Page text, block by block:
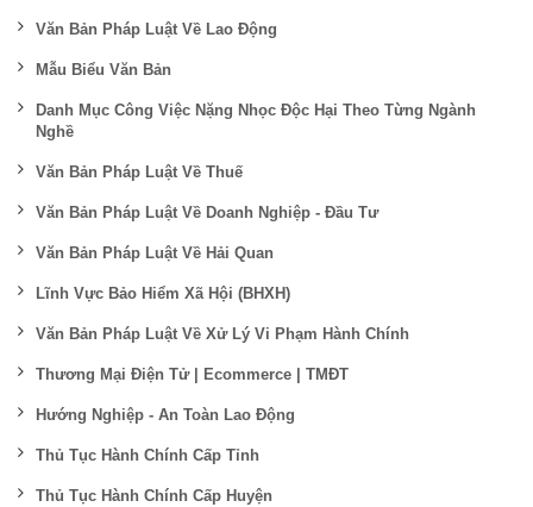
Văn Bản Pháp Luật Về Lao Động
Mẫu Biểu Văn Bản
Danh Mục Công Việc Nặng Nhọc Độc Hại Theo Từng Ngành
Nghề
Văn Bản Pháp Luật Về Thuế
Văn Bản Pháp Luật Về Doanh Nghiệp - Đầu Tư
Văn Bản Pháp Luật Về Hải Quan
Lĩnh Vực Bảo Hiểm Xã Hội (BHXH)
Văn Bản Pháp Luật Về Xử Lý Vi Phạm Hành Chính
Thương Mại Điện Tử | Ecommerce | TMĐT
Hướng Nghiệp - An Toàn Lao Động
Thủ Tục Hành Chính Cấp Tỉnh
Thủ Tục Hành Chính Cấp Huyện